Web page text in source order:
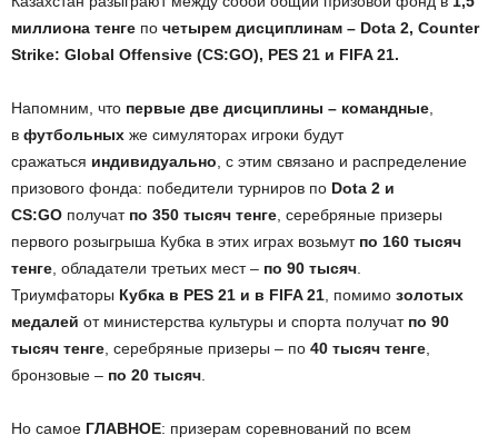
миллиона тенге по четырем дисциплинам – Dota 2, Counter
Strike: Global Offensive (CS:GO), PES 21 и FIFA 21.
Напомним, что первые две дисциплины – командные
в футбольных же симуляторах игроки будут
сражаться индивидуально , с этим связано и распределение
призового фонда: победители турниров по Dota 2 и
CS:GO получат по 350 тысяч тенге , серебряные призеры
первого розыгрыша Кубка в этих играх возьмут по 160 тысяч
тенге , обладатели третьих мест – по 90 тысяч
Триумфаторы Кубка в PES 21 и в FIFA 21 , помимо золотых
медалей от министерства культуры и спорта получат по 90
тысяч тенге , серебряные призеры – по 40 тысяч тенге
бронзовые – по 20 тысяч
Но самое ГЛАВНОЕ: призерам соревнований по всем